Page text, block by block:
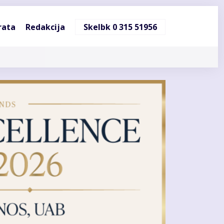
Redakcija Skelbk 0 315 51956